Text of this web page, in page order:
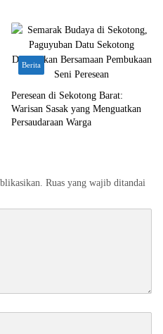
Berita
Peresean di Sekotong Barat:
Warisan Sasak yang Menguatkan
Persaudaraan Warga
Ruas yang wajib ditandai